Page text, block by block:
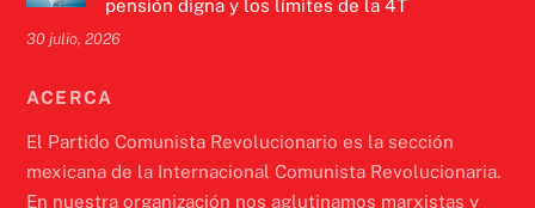
pensión digna y los límites de la 4T
30 julio, 2026
ACERCA
El Partido Comunista Revolucionario es la sección
mexicana de la Internacional Comunista Revolucionaria.
En nuestra organización nos aglutinamos marxistas y